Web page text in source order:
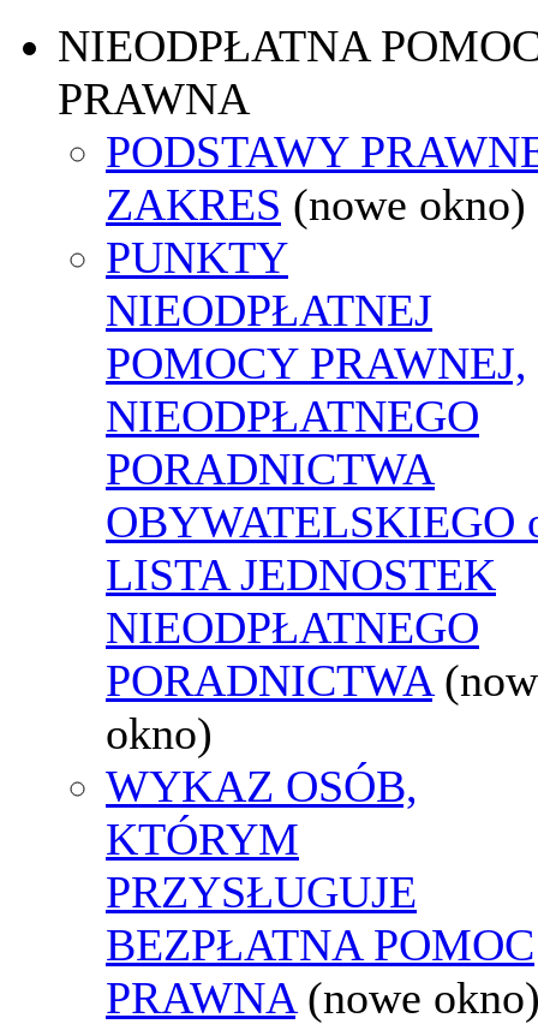
NIEODPŁATNA
PRAWNA
PODSTAWY
ZAKRES (nowe okno)
PUNKTY
NIEODPŁATNEJ
POMOCY PRAWNEJ,
NIEODPŁATNEGO
PORADNICTWA
OBYWATELSKIEGO
LISTA JEDNOSTEK
NIEODPŁATNEGO
PORADNICTWA
okno)
WYKAZ OSÓB,
KTÓRYM
PRZYSŁUGUJE
BEZPŁATNA POMOC
PRAWNA (nowe